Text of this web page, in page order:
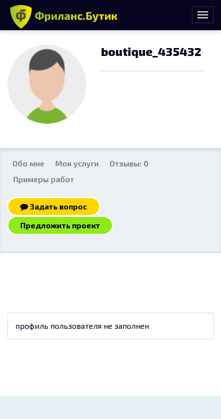
boutique_435432
Обо мне Мои услуги
Отзывы: 0
Примеры работ
Задать вопрос
Предложить проект
профиль пользователя не заполнен